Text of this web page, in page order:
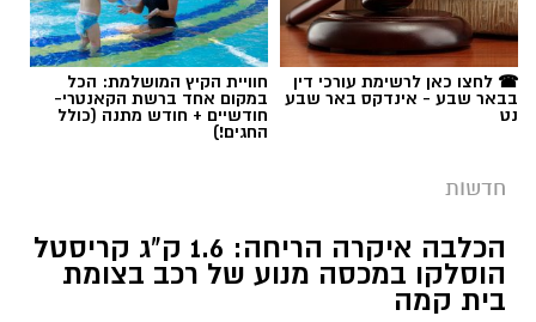
☎ לחצו כאן לרשימת עורכי דין
בבאר שבע - אינדקס באר שבע
נט
חוויית הקיץ המושלמת: הכל
במקום אחד ברשת הקאנטרי-
חודשיים + חודש מתנה (כולל
החגים!)
חדשות
הכלבה איקרה הריחה: 1.6 ק"ג קריסטל
הוסלקו במכסה מנוע של רכב בצומת
בית קמה